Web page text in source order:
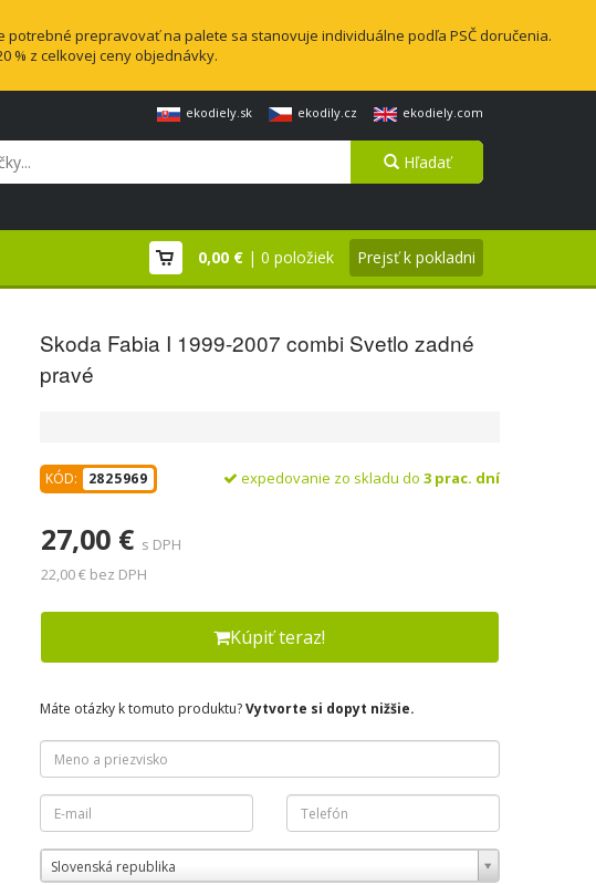
prepravovať na palete sa stanovuje individuálne podľa PSČ doručenia.
% z celkovej ceny objednávky.
ekodiely.sk ekodily.cz ekodiely.com
Hľadať
0,00 € | 0 položiek Prejsť k pokladni
Skoda Fabia I 1999-2007 combi Svetlo zadné
pravé
KÓD: 2825969 expedovanie zo skladu do 3 prac. dní
27,00 € s DPH
22,00 € bez DPH
Kúpiť teraz!
Máte otázky k tomuto produktu?Vytvorte si dopyt nižšie.
Slovenská republika